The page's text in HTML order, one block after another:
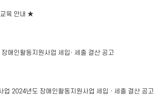
육 안내 ★
애인활동지원사업 세입· 세출 결산 공고
업 2024년도 장애인활동지원사업 세입 · 세출 결산 공고